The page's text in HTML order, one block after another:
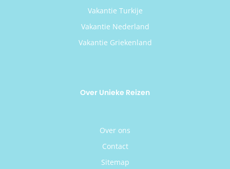
Vakantie Turkije
Vakantie Nederland
Vakantie Griekenland
Over Unieke Reizen
Over ons
Contact
Sitemap